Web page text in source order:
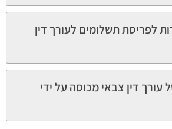
לפריסת תשלומים לעורך דין
דין צבאי מכוסה על ידי